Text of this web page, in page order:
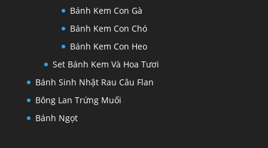
Bánh Kem Con Gà
Bánh Kem Con Chó
Bánh Kem Con Heo
Set Bánh Kem Và Hoa Tươi
Bánh Sinh Nhật Rau Câu Flan
Bông Lan Trứng Muối
Bánh Ngọt